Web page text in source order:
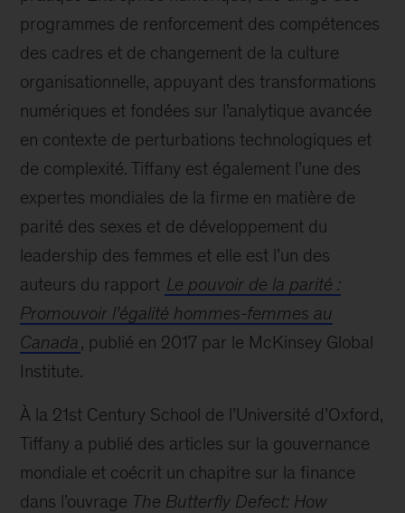
programmes de renforcement des compétences
des cadres et de changement de la culture
organisationnelle, appuyant des transformations
numériques et fondées sur l’analytique avancée
en contexte de perturbations technologiques et
de complexité. Tiffany est également l’une des
expertes mondiales de la firme en matière de
parité des sexes et de développement du
leadership des femmes et elle est l’un des
auteurs du rapport Le pouvoir de la parité :
Promouvoir l’égalité hommes-femmes au
Canada, publié en 2017 par le McKinsey Global
Institute.
À la 21st Century School de l’Université d’Oxford,
Tiffany a publié des articles sur la gouvernance
mondiale et coécrit un chapitre sur la finance
dans l’ouvrage The Butterfly Defect: How